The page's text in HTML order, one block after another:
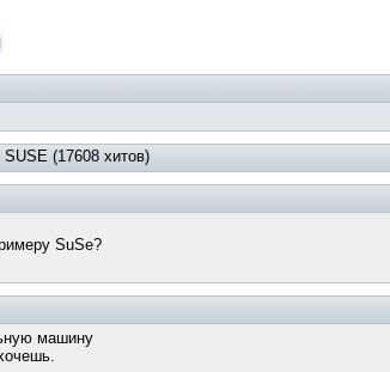
(17608 хитов)
SuSe?
машину